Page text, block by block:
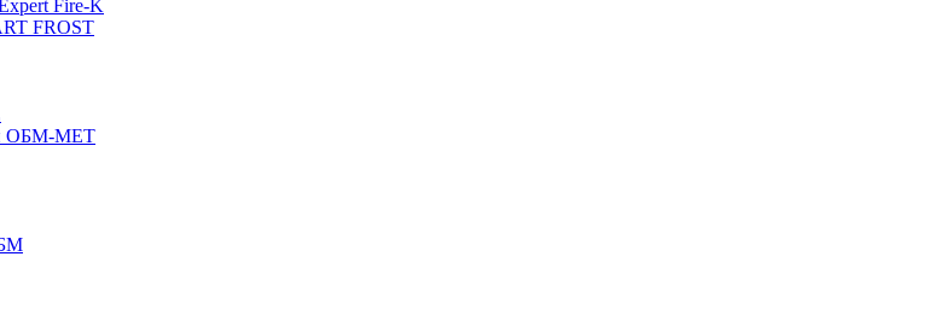
Fire-K
FROST
ОБМ-МЕТ